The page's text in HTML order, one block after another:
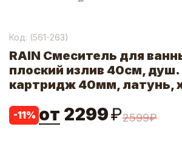
Код: (561-263)
RAIN Смеситель для
плоский излив 40см, душ.
картридж 40мм, латунь,
-11% от 2299₽2599₽